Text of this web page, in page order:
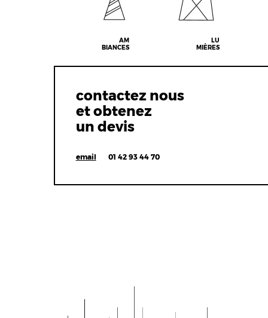
AM
BIANCES
LU
MIÈRES
contactez nous
et obtenez
un devis
email 01 42 93 44 70